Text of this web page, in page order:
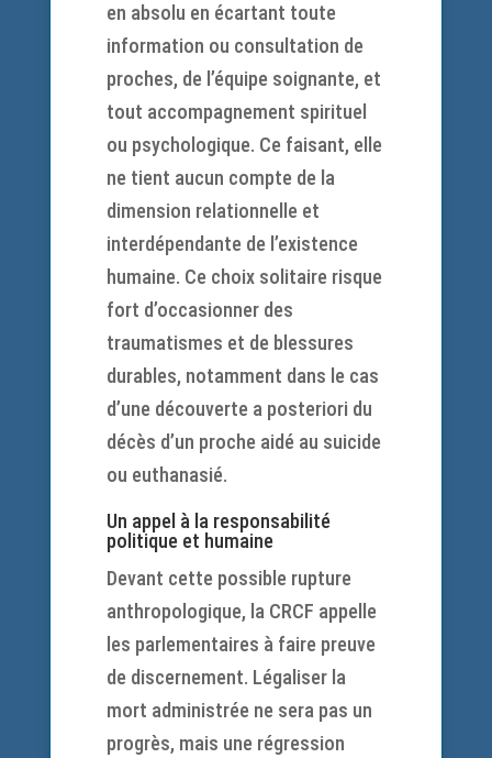
en absolu en écartant toute
information ou consultation de
proches, de l’équipe soignante, et
tout accompagnement spirituel
ou psychologique. Ce faisant, elle
ne tient aucun compte de la
dimension relationnelle et
interdépendante de l’existence
humaine. Ce choix solitaire risque
fort d’occasionner des
traumatismes et de blessures
durables, notamment dans le cas
d’une découverte a posteriori du
décès d’un proche aidé au suicide
ou euthanasié.
Un appel à la responsabilité
politique et humaine
Devant cette possible rupture
anthropologique, la CRCF appelle
les parlementaires à faire preuve
de discernement. Légaliser la
mort administrée ne sera pas un
progrès, mais une régression